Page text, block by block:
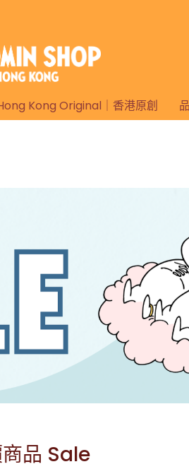
Kong Original｜香港原創
品 Sale